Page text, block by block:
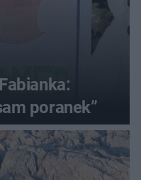
poranek”